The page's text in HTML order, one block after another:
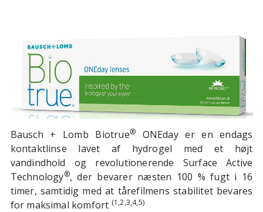
Bausch + Lomb Biotrue®
ONEday er en endags
kontaktlinse lavet af hydrogel med et højt
vandindhold og revolutionerende Surface Active
Technology®, der bevarer næsten 100 % fugt i 16
timer, samtidig med at tårefilmens stabilitet bevares
for maksimal komfort (1,2,3,4,5)